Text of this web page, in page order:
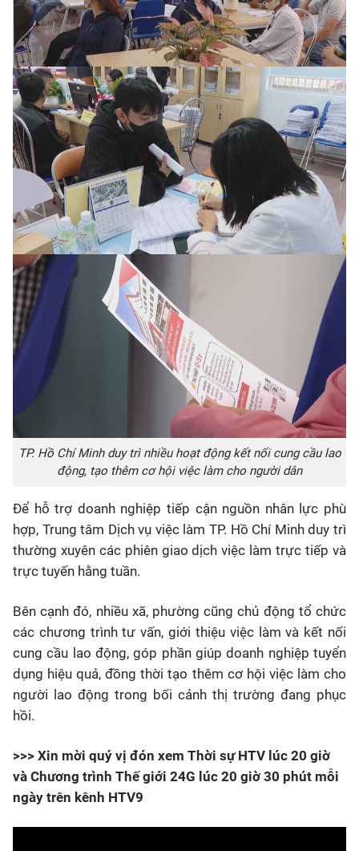
TP. Hồ Chí Minh duy trì nhiều hoạt động kết nối cung cầu lao
động, tạo thêm cơ hội việc làm cho người dân
Để hỗ trợ doanh nghiệp tiếp cận nguồn nhân lực phù
hợp, Trung tâm Dịch vụ việc làm TP. Hồ Chí Minh duy trì
thường xuyên các phiên giao dịch việc làm trực tiếp và
trực tuyến hằng tuần.
Bên cạnh đó, nhiều xã, phường cũng chủ động tổ chức
các chương trình tư vấn, giới thiệu việc làm và kết nối
cung cầu lao động, góp phần giúp doanh nghiệp tuyển
dụng hiệu quả, đồng thời tạo thêm cơ hội việc làm cho
người lao động trong bối cảnh thị trường đang phục
hồi.
>>> Xin mời quý vị đón xem Thời sự HTV lúc 20 giờ
và Chương trình Thế giới 24G lúc 20 giờ 30 phút mỗi
ngày trên kênh HTV9